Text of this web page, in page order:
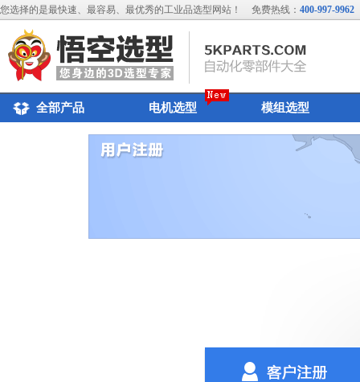
您选择的是最快速、最容易、最优秀的工业品选型网站！ 免费热线： 400-997-9962
全部产品 电机选型 模组选型